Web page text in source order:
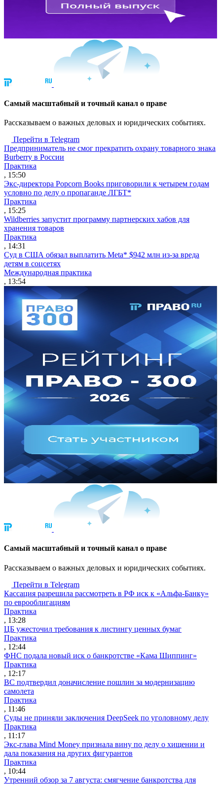
Cамый масштабный и точный канал о праве
Рассказываем о важных деловых и юридических событиях.
Перейти в Telegram
Предприниматель не смог прекратить охрану товарного знака
Burberry в России
Практика
, 15:50
Экс-директора Popcorn Books приговорили к четырем годам
условно по делу о пропаганде ЛГБТ*
Практика
, 15:25
Wildberries запустит программу партнерских хабов для
хранения товаров
Практика
, 14:31
Суд в США обязал выплатить Meta* $942 млн из-за вреда
детям в соцсетях
Международная практика
, 13:54
Cамый масштабный и точный канал о праве
Рассказываем о важных деловых и юридических событиях.
Перейти в Telegram
Кассация разрешила рассмотреть в РФ иск к «Альфа-Банку»
по еврооблигациям
Практика
, 13:28
ЦБ ужесточил требования к листингу ценных бумаг
Практика
, 12:44
ФНС подала новый иск о банкротстве «Кама Шиппинг»
Практика
, 12:17
ВС подтвердил доначисление пошлин за модернизацию
самолета
Практика
, 11:46
Суды не приняли заключения DeepSeek по уголовному делу
Практика
, 11:17
Экс-глава Mind Money признала вину по делу о хищении и
дала показания на других фигурантов
Практика
, 10:44
Утренний обзор за 7 августа: смягчение банкротства для